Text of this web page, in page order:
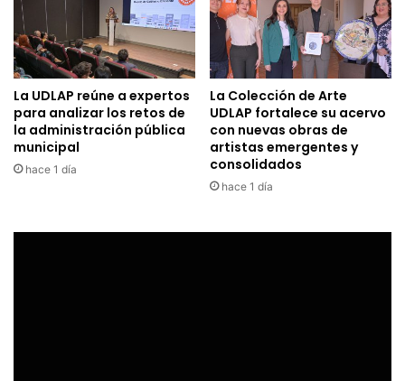
La UDLAP reúne a expertos
para analizar los retos de
la administración pública
municipal
hace 1 día
La Colección de Arte
UDLAP fortalece su acervo
con nuevas obras de
artistas emergentes y
consolidados
hace 1 día